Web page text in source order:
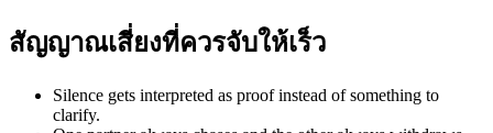
สัญญาณเสี่ยงที่ควรจับให้เร็ว
Silence gets interpreted as proof instead of something to
clarify.